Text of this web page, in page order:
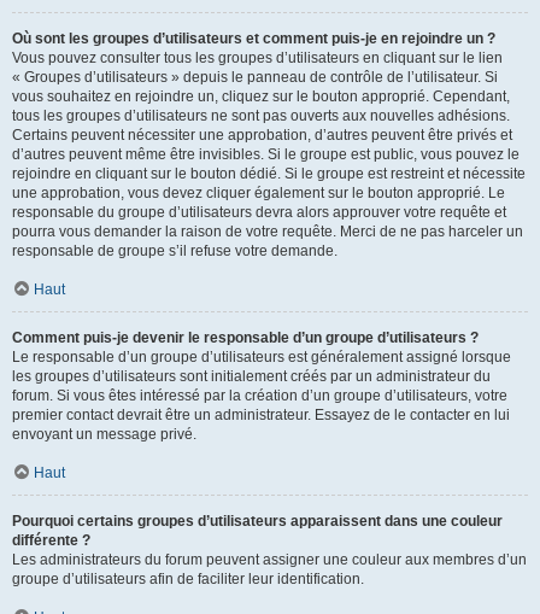
Où sont les groupes d’utilisateurs et comment puis-je en rejoindre un ?
Vous pouvez consulter tous les groupes d’utilisateurs en cliquant sur le lien
« Groupes d’utilisateurs » depuis le panneau de contrôle de l’utilisateur. Si
vous souhaitez en rejoindre un, cliquez sur le bouton approprié. Cependant,
tous les groupes d’utilisateurs ne sont pas ouverts aux nouvelles adhésions.
Certains peuvent nécessiter une approbation, d’autres peuvent être privés et
d’autres peuvent même être invisibles. Si le groupe est public, vous pouvez le
rejoindre en cliquant sur le bouton dédié. Si le groupe est restreint et nécessite
une approbation, vous devez cliquer également sur le bouton approprié. Le
responsable du groupe d’utilisateurs devra alors approuver votre requête et
pourra vous demander la raison de votre requête. Merci de ne pas harceler un
responsable de groupe s’il refuse votre demande.
Haut
Comment puis-je devenir le responsable d’un groupe d’utilisateurs ?
Le responsable d’un groupe d’utilisateurs est généralement assigné lorsque
les groupes d’utilisateurs sont initialement créés par un administrateur du
forum. Si vous êtes intéressé par la création d’un groupe d’utilisateurs, votre
premier contact devrait être un administrateur. Essayez de le contacter en lui
envoyant un message privé.
Haut
Pourquoi certains groupes d’utilisateurs apparaissent dans une couleur
différente ?
Les administrateurs du forum peuvent assigner une couleur aux membres d’un
groupe d’utilisateurs afin de faciliter leur identification.